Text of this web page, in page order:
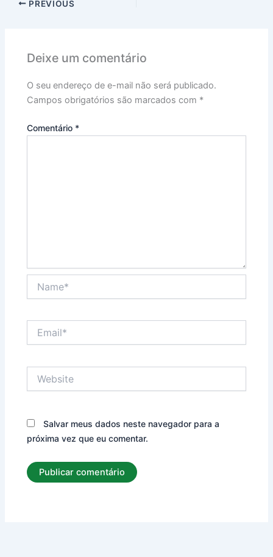
PREVIOUS
Deixe um comentário
O seu endereço de e-mail não será publicado.
Campos obrigatórios são marcados com *
Comentário *
Salvar meus dados neste navegador para a
próxima vez que eu comentar.